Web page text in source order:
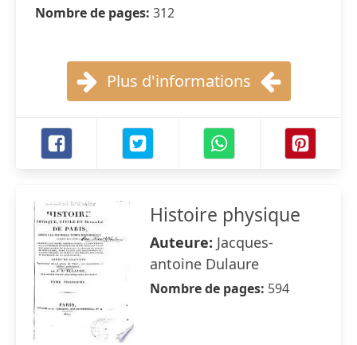
Nombre de pages: 312
Plus d'informations
Histoire physique
Auteure: Jacques-
antoine Dulaure
Nombre de pages: 594